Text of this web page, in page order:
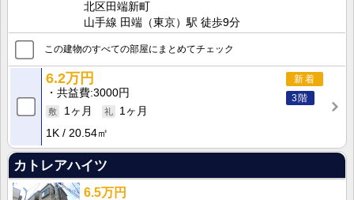
北区田端新町
山手線 田端（東京）駅 徒歩9分
この建物のすべての部屋にまとめてチェック
新着
3階
6.2万円
共益費 3000円
1ヶ月
1ヶ月
1K
20.54㎡
カトレアハイツ
6.5万円